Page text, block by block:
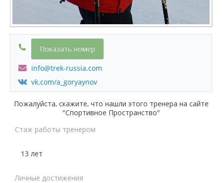
Показать номер
info@trek-russia.com
vk.com/a_goryaynov
Пожалуйста, скажите, что нашли этого тренера на сайте
"Спортивное Пространство"
Стаж работы тренером
13 лет
Личные достижения